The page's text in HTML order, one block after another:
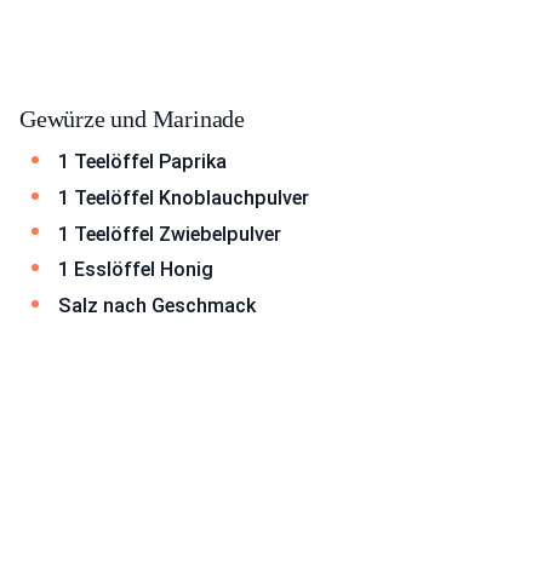
Gewürze und Marinade
1 Teelöffel Paprika
1 Teelöffel Knoblauchpulver
1 Teelöffel Zwiebelpulver
1 Esslöffel Honig
Salz nach Geschmack